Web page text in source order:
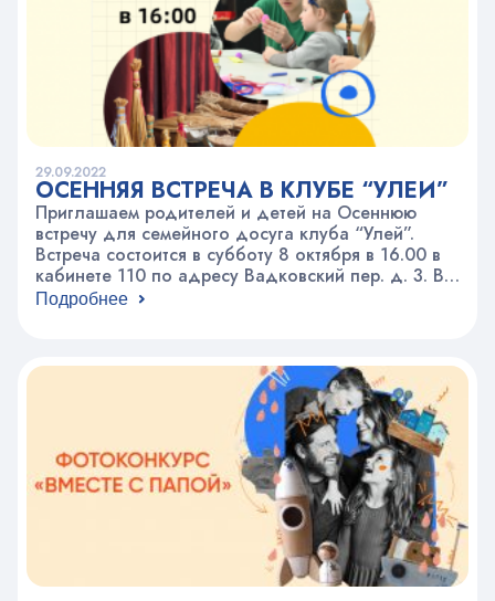
29.09.2022
ОСЕННЯЯ ВСТРЕЧА В КЛУБЕ “УЛЕЙ”
Приглашаем родителей и детей на Осеннюю
встречу для семейного досуга клуба “Улей”.
Встреча состоится в субботу 8 октября в 16.00 в
кабинете 110 по адресу Вадковский пер. д. 3. В
программе: мастер-класс от театра “Бродячий
Подробнее